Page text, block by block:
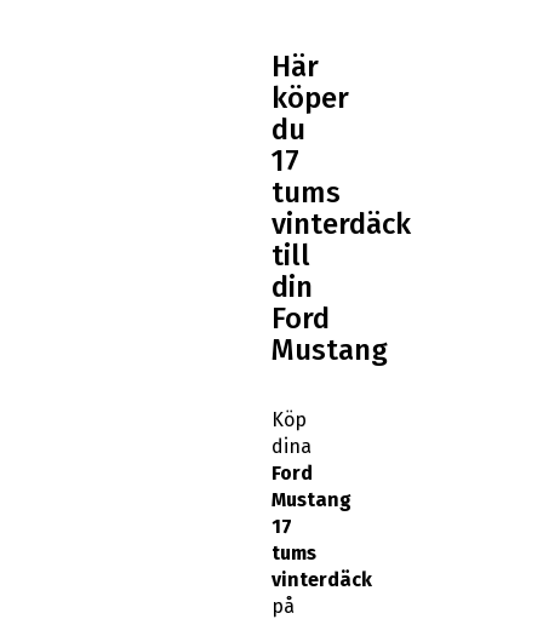
Här
köper
du
17
tums
vinterdäck
till
din
Ford
Mustang
Köp
dina
Ford
Mustang
17
tums
vinterdäck
på